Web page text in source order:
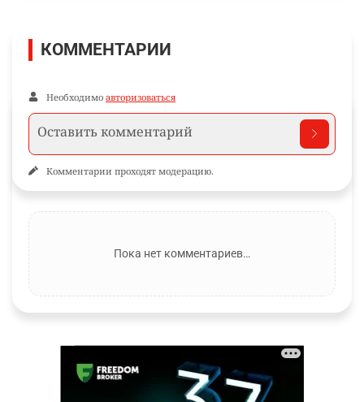
КОММЕНТАРИИ
Необходимо авторизоваться
Комментарии проходят модерацию.
Пока нет комментариев…